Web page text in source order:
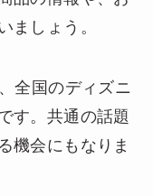
ましょう。
全国のディズニ
す。共通の話題
機会にもなりま